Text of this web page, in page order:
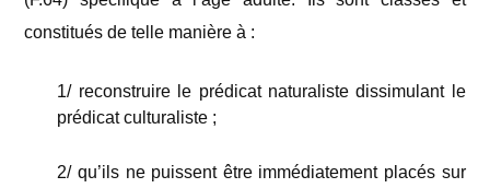
constitués de telle manière à :
1/ reconstruire le prédicat naturaliste dissimulant le
prédicat culturaliste ;
2/ qu’ils ne puissent être immédiatement placés sur